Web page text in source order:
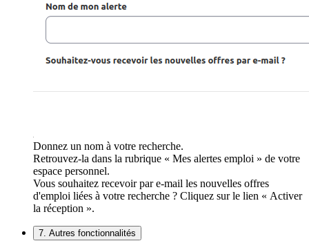
Donnez un nom à votre recherche.
Retrouvez-la dans la rubrique « Mes alertes emploi » de votre
espace personnel.
Vous souhaitez recevoir par e-mail les nouvelles offres
d'emploi liées à votre recherche ? Cliquez sur le lien « Activer
la réception ».
7. Autres fonctionnalités